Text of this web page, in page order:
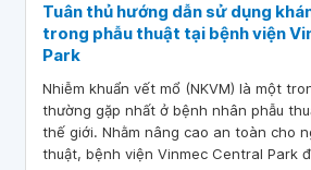
Tuân thủ hướng dẫn sử dụng
trong phẫu thuật tại bệnh viện
Park
Nhiễm khuẩn vết mổ (NKVM) là một
thường gặp nhất ở bệnh nhân phẫu
thế giới. Nhằm nâng cao an toàn cho
thuật, bệnh viện Vinmec Central Park